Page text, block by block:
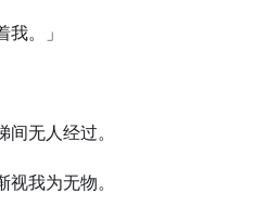
。」
无人经过。
我为无物。